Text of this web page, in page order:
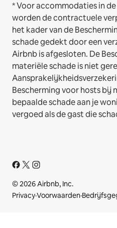
* Voor accommodaties in
worden de contractuele
het kader van de
schade gedekt door een
Airbnb is afgesloten. De
materiële schade is niet
Bescherming voor hosts bij
bepaalde schade aan je
vergoed als de gast die
© 2026 Airbnb, Inc.
Privacy·Voorwaarden·